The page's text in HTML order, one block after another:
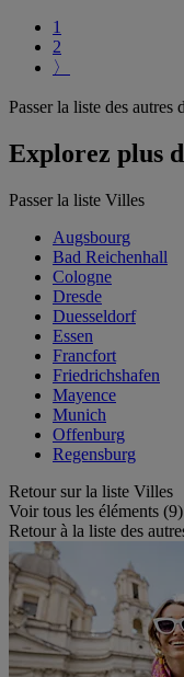
1
2
〉
Passer la liste des autres
Explorez plus
Passer la liste Villes
Augsbourg
Bad Reichenhall
Cologne
Dresde
Duesseldorf
Essen
Francfort
Friedrichshafen
Mayence
Munich
Offenburg
Regensburg
Retour sur la liste Villes
Voir tous les éléments (9)
Retour à la liste des